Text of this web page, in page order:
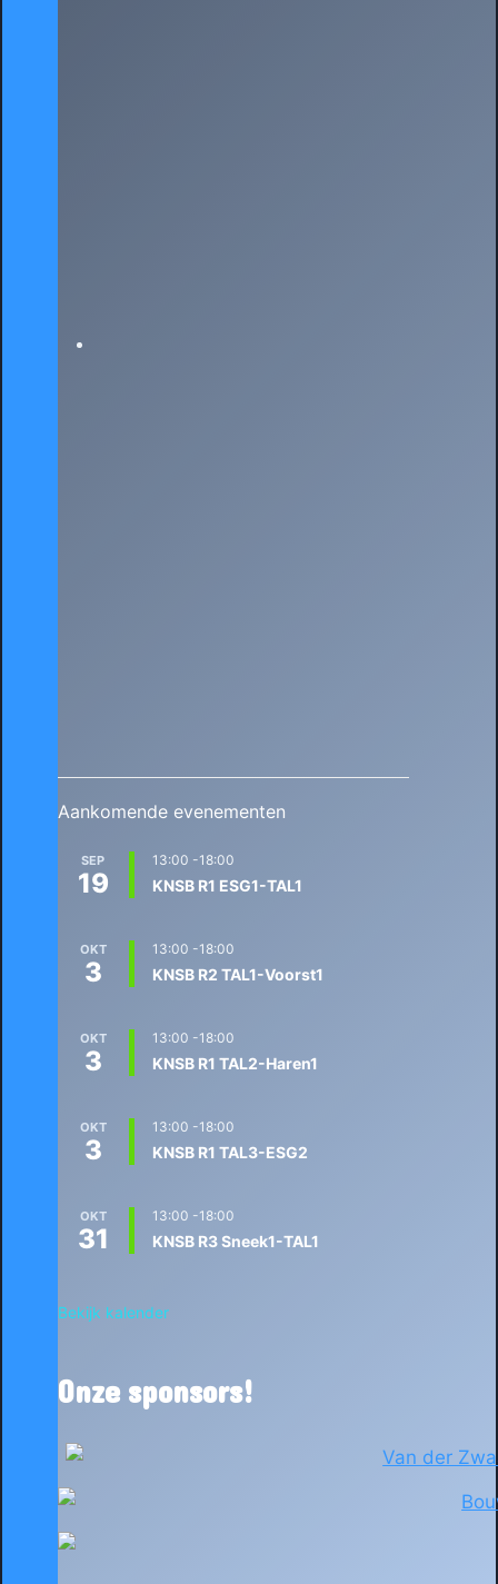
Aankomende evenementen
SEP
19
13:00 -18:00
KNSB R1 ESG1-TAL1
OKT
3
13:00 -18:00
KNSB R2 TAL1-Voorst1
OKT
3
13:00 -18:00
KNSB R1 TAL2-Haren1
OKT
3
13:00 -18:00
KNSB R1 TAL3-ESG2
OKT
31
13:00 -18:00
KNSB R3 Sneek1-TAL1
Bekijk kalender
Onze sponsors!